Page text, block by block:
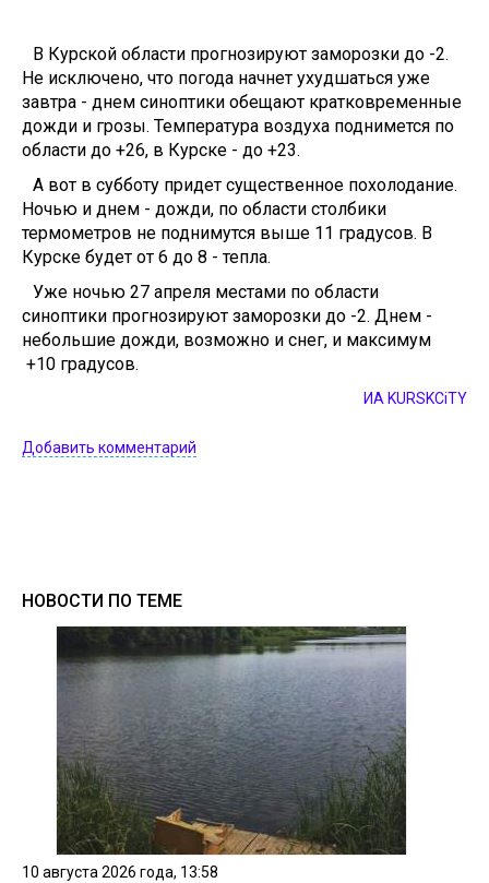
В Курской области прогнозируют заморозки до -2.
Не исключено, что погода начнет ухудшаться уже
завтра - днем синоптики обещают кратковременные
дожди и грозы. Температура воздуха поднимется по
области до +26, в Курске - до +23.
А вот в субботу придет существенное похолодание.
Ночью и днем - дожди, по области столбики
термометров не поднимутся выше 11 градусов. В
Курске будет от 6 до 8 - тепла.
Уже ночью 27 апреля местами по области
синоптики прогнозируют заморозки до -2. Днем -
небольшие дожди, возможно и снег, и максимум
+10 градусов.
ИА KURSKCiTY
Добавить комментарий
НОВОСТИ ПО ТЕМЕ
10 августа 2026 года, 13:58